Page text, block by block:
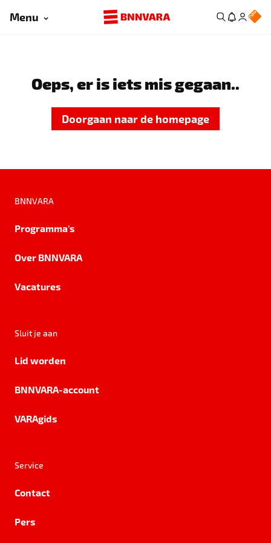
Menu
Oeps, er is iets mis gegaan..
Doorgaan naar de homepage
BNNVARA
Programma's
Over BNNVARA
Vacatures
Sluit je aan
Lid worden
BNNVARA-account
VARAgids
Service
Contact
Pers